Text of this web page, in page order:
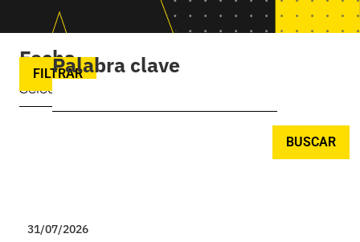
Fecha
Seleccionar
FILTRAR
Palabra clave
BUSCAR
31/07/2026